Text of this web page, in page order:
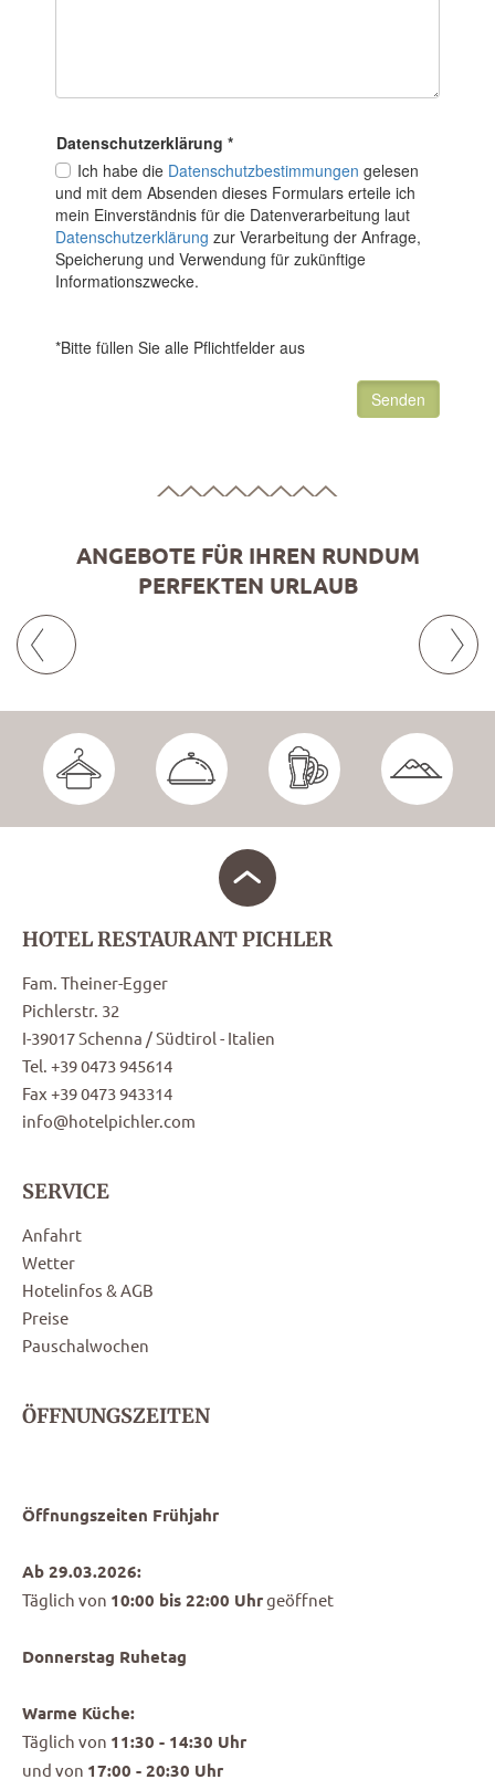
Datenschutz­erklärung *
Ich habe die Datenschutzbestimmungen gelesen
und mit dem Absenden dieses Formulars erteile ich
mein Einverständnis für die Datenverarbeitung laut
Datenschutzerklärung zur Verarbeitung der Anfrage,
Speicherung und Verwendung für zukünftige
Informationszwecke.
*Bitte füllen Sie alle Pflichtfelder aus
Senden
ANGEBOTE FÜR IHREN RUNDUM
PERFEKTEN URLAUB
HOTEL RESTAURANT PICHLER
Fam. Theiner-Egger
Pichlerstr. 32
I-39017 Schenna / Südtirol - Italien
Tel. +39 0473 945614
Fax +39 0473 943314
info@hotelpichler.com
SERVICE
Anfahrt
Wetter
Hotelinfos & AGB
Preise
Pauschalwochen
ÖFFNUNGSZEITEN
Öffnungszeiten Frühjahr
Ab 29.03.2026:
Täglich von 10:00 bis 22:00 Uhrgeöffnet
Donnerstag Ruhetag
Warme Küche:
Täglich von 11:30 - 14:30 Uhr
und von 17:00 - 20:30 Uhr